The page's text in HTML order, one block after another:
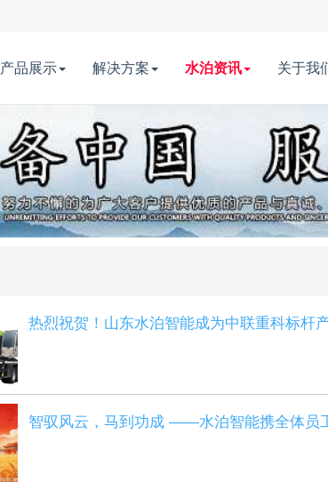
产品展示 解决方案 水泊资讯 关于我
热烈祝贺！山东水泊智能成为中联重科标杆
智驭风云，马到功成 ——水泊智能携全体员